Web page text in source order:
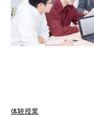
体験授業